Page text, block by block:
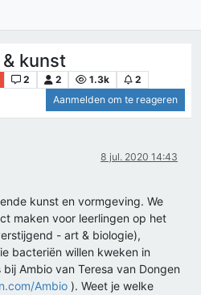
kunst
2 2 1.3k
2
Aanmelden om te reageren
8 jul. 2020 14:43
kunst en vormgeving. We
maken voor leerlingen op het
- art & biologie),
bacteriën willen kweken in
Ambio van Teresa van Dongen
Ambio ). Weet je welke